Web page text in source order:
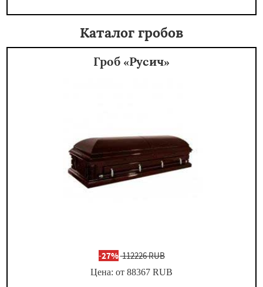
Каталог гробов
Гроб «Русич»
-27%112226 RUB
Цена: от 88367 RUB